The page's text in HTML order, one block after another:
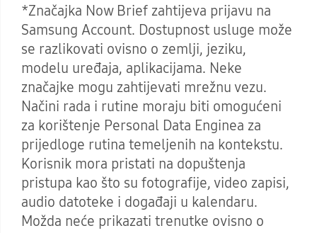
*Značajka Now Brief zahtijeva prijavu na
Samsung Account. Dostupnost usluge može
se razlikovati ovisno o zemlji, jeziku,
modelu uređaja, aplikacijama. Neke
značajke mogu zahtijevati mrežnu vezu.
Načini rada i rutine moraju biti omogućeni
za korištenje Personal Data Enginea za
prijedloge rutina temeljenih na kontekstu.
Korisnik mora pristati na dopuštenja
pristupa kao što su fotografije, video zapisi,
audio datoteke i događaji u kalendaru.
Možda neće prikazati trenutke ovisno o